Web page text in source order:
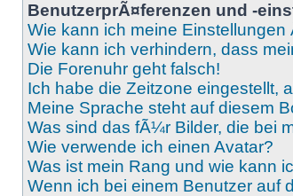
BenutzerprÃ¤ferenzen und -
Wie kann ich meine Einstellungen
Wie kann ich verhindern, dass
Die Forenuhr geht falsch!
Ich habe die Zeitzone eingestellt,
Meine Sprache steht auf diesem
Was sind das fÃ¼r Bilder, die bei
Wie verwende ich einen Avatar?
Was ist mein Rang und wie kann
Wenn ich bei einem Benutzer auf